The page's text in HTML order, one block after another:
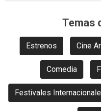
Temas
Estrenos Cine
Comedia
Festivales